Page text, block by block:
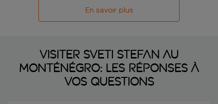
En savoir plus
Visiter Sveti Stefan au
Monténégro: les réponses à
vos questions